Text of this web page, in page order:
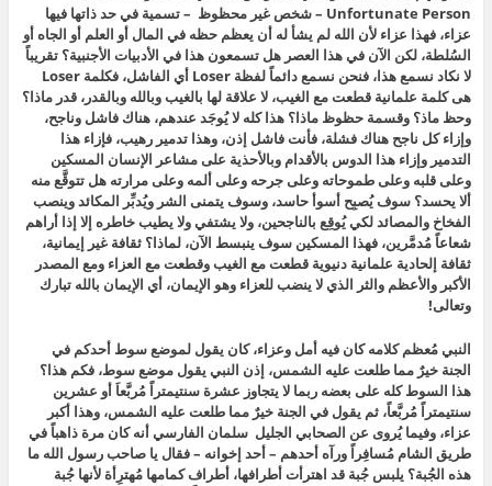
Unfortunate Person – شخص غير محظوظ – تسمية في حد ذاتها فيها
عزاء، فهذا عزاء لأن الله لم يشأ له أن يعظم حظه في المال أو العلم أو الجاه أو
السُلطة، لكن الآن في هذا العصر هل تسمعون هذا في الأدبيات الأجنبية؟ تقريباً
لا نكاد نسمع هذا، فنحن نسمع دائماً لفظة Loser أي الفاشل، فكلمة Loser
هى كلمة علمانية قطعت مع الغيب، لا علاقة لها بالغيب وبالله وبالقدر، قدر ماذا؟
وحظ ماذ؟ وقسمة حظوظ ماذا؟ هذا كله لا يُوجَد عندهم، هناك فاشل وناجح،
وإزاء كل ناجح هناك فشلة، فأنت فاشل إذن، وهذا تدمير رهيب، فإزاء هذا
التدمير وإزاء هذا الدوس بالأقدام وبالأحذية على مشاعر الإنسان المسكين
وعلى قلبه وعلى طموحاته وعلى جرحه وعلى ألمه وعلى مرارته هل تتوقَّع منه
ألا يحسد؟ سوف يُصبِح أسوأ حاسد، وسوف يتمنى الشر ويُدبِّر المكائد وينصب
الفخاخ والمصائد لكي يُوقِع بالناجحين، ولا يشتفي ولا يطيب خاطره إلا إذا أراهم
شعاعاً مُدمَّرين، فهذا المسكين سوف ينبسط الآن، لماذا؟ ثقافة غير إيمانية،
ثقافة إلحادية علمانية دنيوية قطعت مع الغيب وقطعت مع العزاء ومع المصدر
الأكبر والأعظم والثر الذي لا ينضب للعزاء وهو الإيمان، أي الإيمان بالله تبارك
وتعالى!
النبي مُعظم كلامه كان فيه أمل وعزاء، كان يقول لموضع سوط أحدكم في
الجنة خيرٌ مما طلعت عليه الشمس، إذن النبي يقول موضع سوط، فكم هذا؟
هذا السوط كله على بعضه ربما لا يتجاوز عشرة سنتيمتراً مُربَّعاَ أو عشرين
سنتيمتراً مُربَّعاً، ثم يقول في الجنة خيرٌ مما طلعت عليه الشمس، وهذا أكبر
عزاء، وفيما يُروى عن الصحابي الجليل سلمان الفارسي أنه كان مرة ذاهباً في
طريق الشام مُسافِراً ورآه أحدهم – أحد إخوانه – فقال يا صاحب رسول الله ما
هذه الجُبة؟ يلبس جُبة قد اهترأت أطرافها، أطراف كمامها مُهترِأة لأنها جُبة